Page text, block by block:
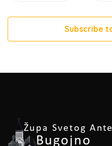
Subscribe